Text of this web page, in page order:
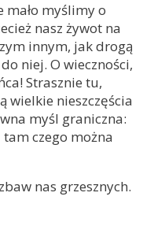
mało myślimy o
nasz żywot na
innym, jak drogą
niej. O wieczności,
Strasznie tu,
wielkie nieszczęścia
myśl graniczna:
czego można
nas grzesznych.